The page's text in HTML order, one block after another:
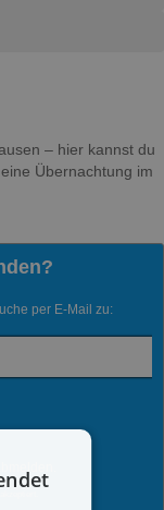
– hier kannst du
Übernachtung im
per E-Mail zu: